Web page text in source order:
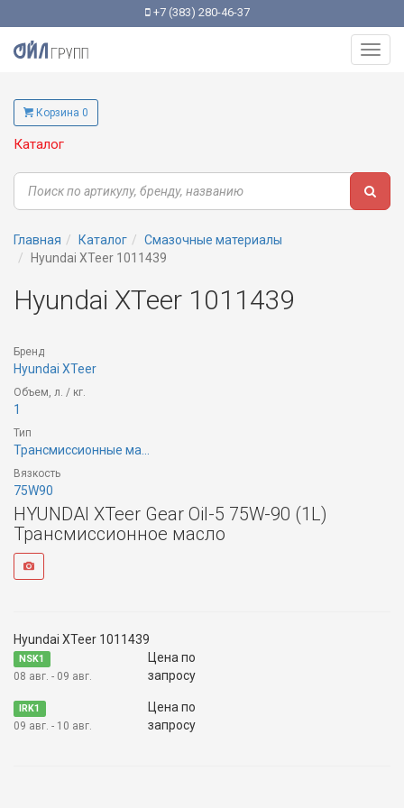
+7 (383) 280-46-37
Корзина 0
Каталог
Главная Каталог
Смазочные материалы
Hyundai XTeer 1011439
Hyundai XTeer 1011439
Бренд
Hyundai XTeer
Объем, л. / кг.
1
Тип
Трансмиссионные ма...
Вязкость
75W90
HYUNDAI XTeer Gear Oil-5 75W-90 (1L)
Трансмиссионное масло
Hyundai XTeer 1011439
NSK1
08 авг. - 09 авг.
Цена по
запросу
IRK1
09 авг. - 10 авг.
Цена по
запросу